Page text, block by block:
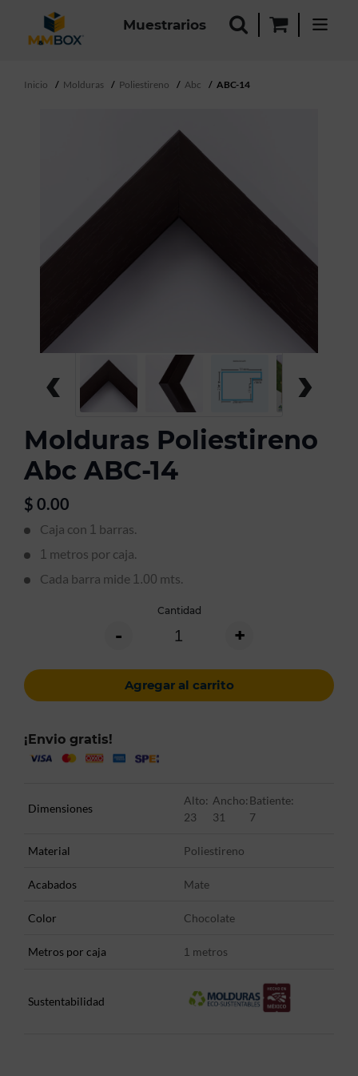
Muestrarios
Inicio Molduras Poliestireno Abc ABC-14
‹ ›
Molduras Poliestireno
Abc ABC-14
$ 0.00
Caja con 1 barras.
1 metros por caja.
Cada barra mide 1.00 mts.
Cantidad
- +
Agregar al carrito
¡Envio gratis!
Dimensiones
Alto:
23
Ancho:
31
Batiente:
7
Material Poliestireno
Acabados Mate
Color Chocolate
Metros por caja 1 metros
Sustentabilidad